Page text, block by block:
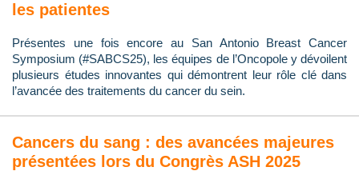
les patientes
Présentes une fois encore au San Antonio Breast Cancer
Symposium (#SABCS25), les équipes de l’Oncopole y dévoilent
plusieurs études innovantes qui démontrent leur rôle clé dans
l’avancée des traitements du cancer du sein.
Cancers du sang : des avancées majeures
présentées lors du Congrès ASH 2025